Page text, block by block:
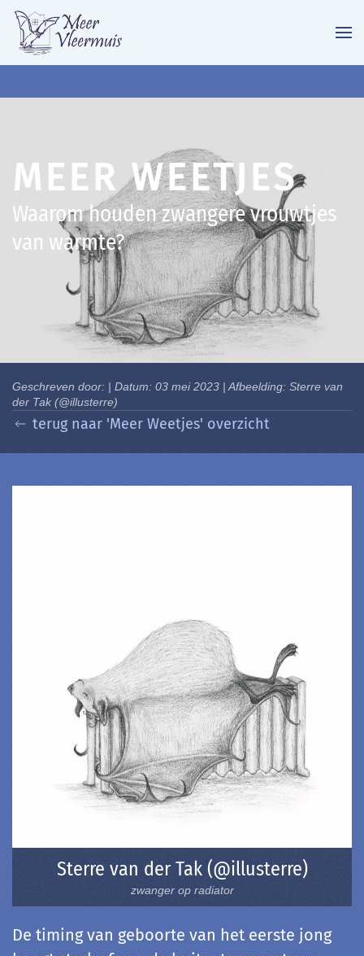
Terug naar hoofdinhoud
MEER WEETJES
Waarom houden zwangere vrouwtjes
van warmte?
Geschreven door: | Datum: 03 mei 2023 | Afbeelding: Sterre van
der Tak (@illusterre)
terug naar 'Meer Weetjes' overzicht
Sterre van der Tak (@illusterre)
zwanger op radiator
De timing van geboorte van het eerste jong